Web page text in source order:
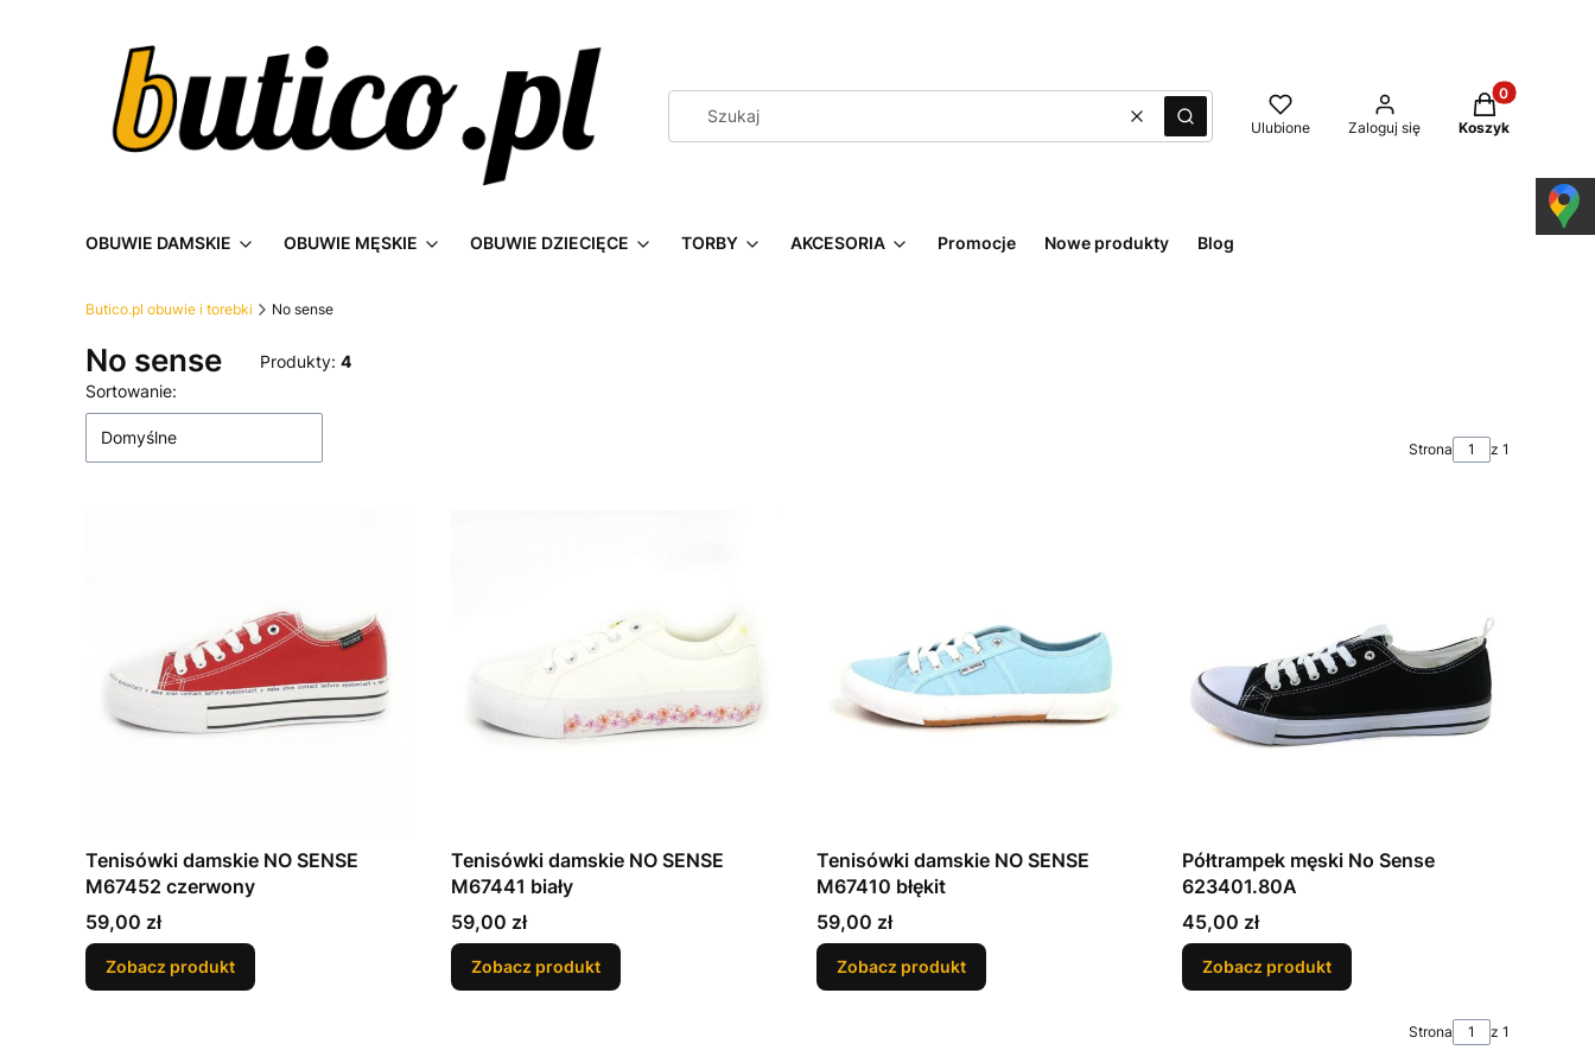
WyczyśćSzukaj Ulubione Zaloguj się
Produkty w
Koszyk
OBUWIE DAMSKIE OBUWIE MĘSKIE OBUWIE DZIECIĘCE TORBY AKCESORIA Promocje Nowe produkty Blog
Butico.pl obuwie i torebki No sense
No sense Produkty: 4
Lista produktów
Sortowanie:
Domyślne
Strona z 1
Tenisówki damskie NO SENSE
M67452 czerwony
Cena
59,00 zł
Zobacz produkt
Tenisówki damskie NO SENSE
M67441 biały
Cena
59,00 zł
Zobacz produkt
Tenisówki damskie NO SENSE
M67410 błękit
Cena
59,00 zł
Zobacz produkt
Półtrampek męski No Sense
623401.80A
Cena
45,00 zł
Zobacz produkt
Strona z 1